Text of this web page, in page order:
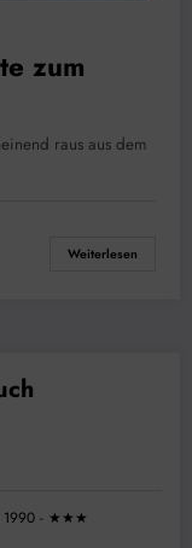
zum
raus aus dem
Weiterlesen
1990 - ★★★